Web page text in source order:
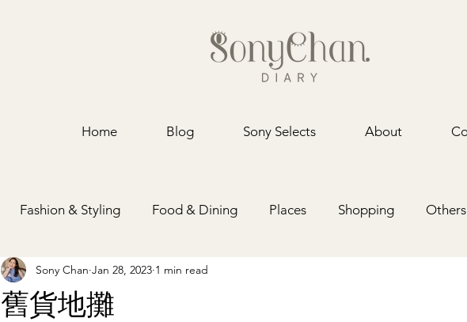
Home Blog Sony Selects About
Fashion & Styling Food & Dining Places Shopping Others
舊貨地攤
Sony Chan Jan 28, 2023 1 min read